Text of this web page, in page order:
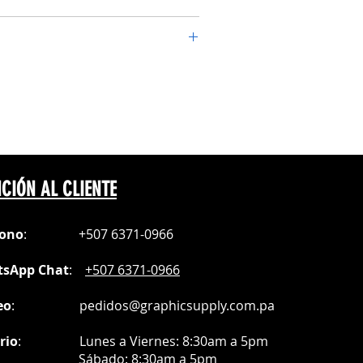
y homogénea.
AL CLIENTE
: +507 6371-0966
Chat: +507 6371-0966
: pedidos@graphicsupply.com.pa
: Lunes a Viernes: 8:30am a 5pm
: 8:30am a 5pm